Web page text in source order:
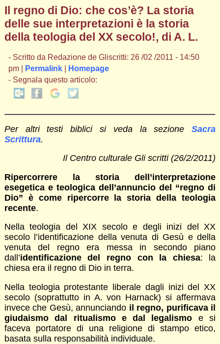
Il regno di Dio: che cos’è? La storia
delle sue interpretazioni è la storia
della teologia del XX secolo!, di A. L.
- Scritto da Redazione de Gliscritti: 26 /02 /2011 - 14:50
pm |
Permalink|
Homepage
- Segnala questo articolo:
Per altri testi biblici si veda la sezioneSacra
Scrittura.
Il Centro culturale Gli scritti (26/2/2011)
Ripercorrere la storia dell’interpretazione
esegetica e teologica dell’annuncio del “regno di
Dio” è come ripercorre la storia della teologia
recente.
Nella teologia del XIX secolo e degli inizi del XX
secolo l’identificazione della venuta di Gesù e della
venuta del regno era messa in secondo piano
dall’identificazione del regno con la chiesa: la
chiesa era il regno di Dio in terra.
Nella teologia protestante liberale dagli inizi del XX
secolo (soprattutto in A. von Harnack) si affermava
invece che Gesù, annunciando il regno, purificava il
giudaismo dal ritualismo e dal legalismo e si
faceva portatore di una religione di stampo etico,
basata sulla responsabilità individuale.